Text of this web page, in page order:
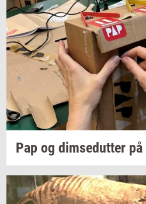
Pap og dim­se­dut­ter på